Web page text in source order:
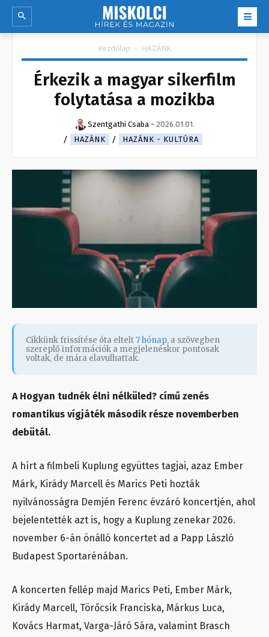
Kezdőlap HAZÁNK
Érkezik a magyar sikerfilm
folytatása a mozikba
Szentgathi Csaba - 2026.01.01.
HAZÁNK
HAZÁNK - KULTÚRA
Cikkünk frissítése óta eltelt7 hónap, a szövegben
szereplő információk a megjelenéskor pontosak
voltak, de mára elavulhattak.
A Hogyan tudnék élni nélküled? című zenés
romantikus vígjáték második része novemberben
debütál.
A hírt a filmbeli Kuplung együttes tagjai, azaz Ember
Márk, Kirády Marcell és Marics Peti hozták
nyilvánosságra Demjén Ferenc évzáró koncertjén, ahol
bejelentették azt is, hogy a Kuplung zenekar 2026.
november 6-án önálló koncertet ad a Papp László
Budapest Sportarénában.
A koncerten fellép majd Marics Peti, Ember Márk,
Kirády Marcell, Törőcsik Franciska, Márkus Luca,
Kovács Harmat, Varga-Járó Sára, valamint Brasch